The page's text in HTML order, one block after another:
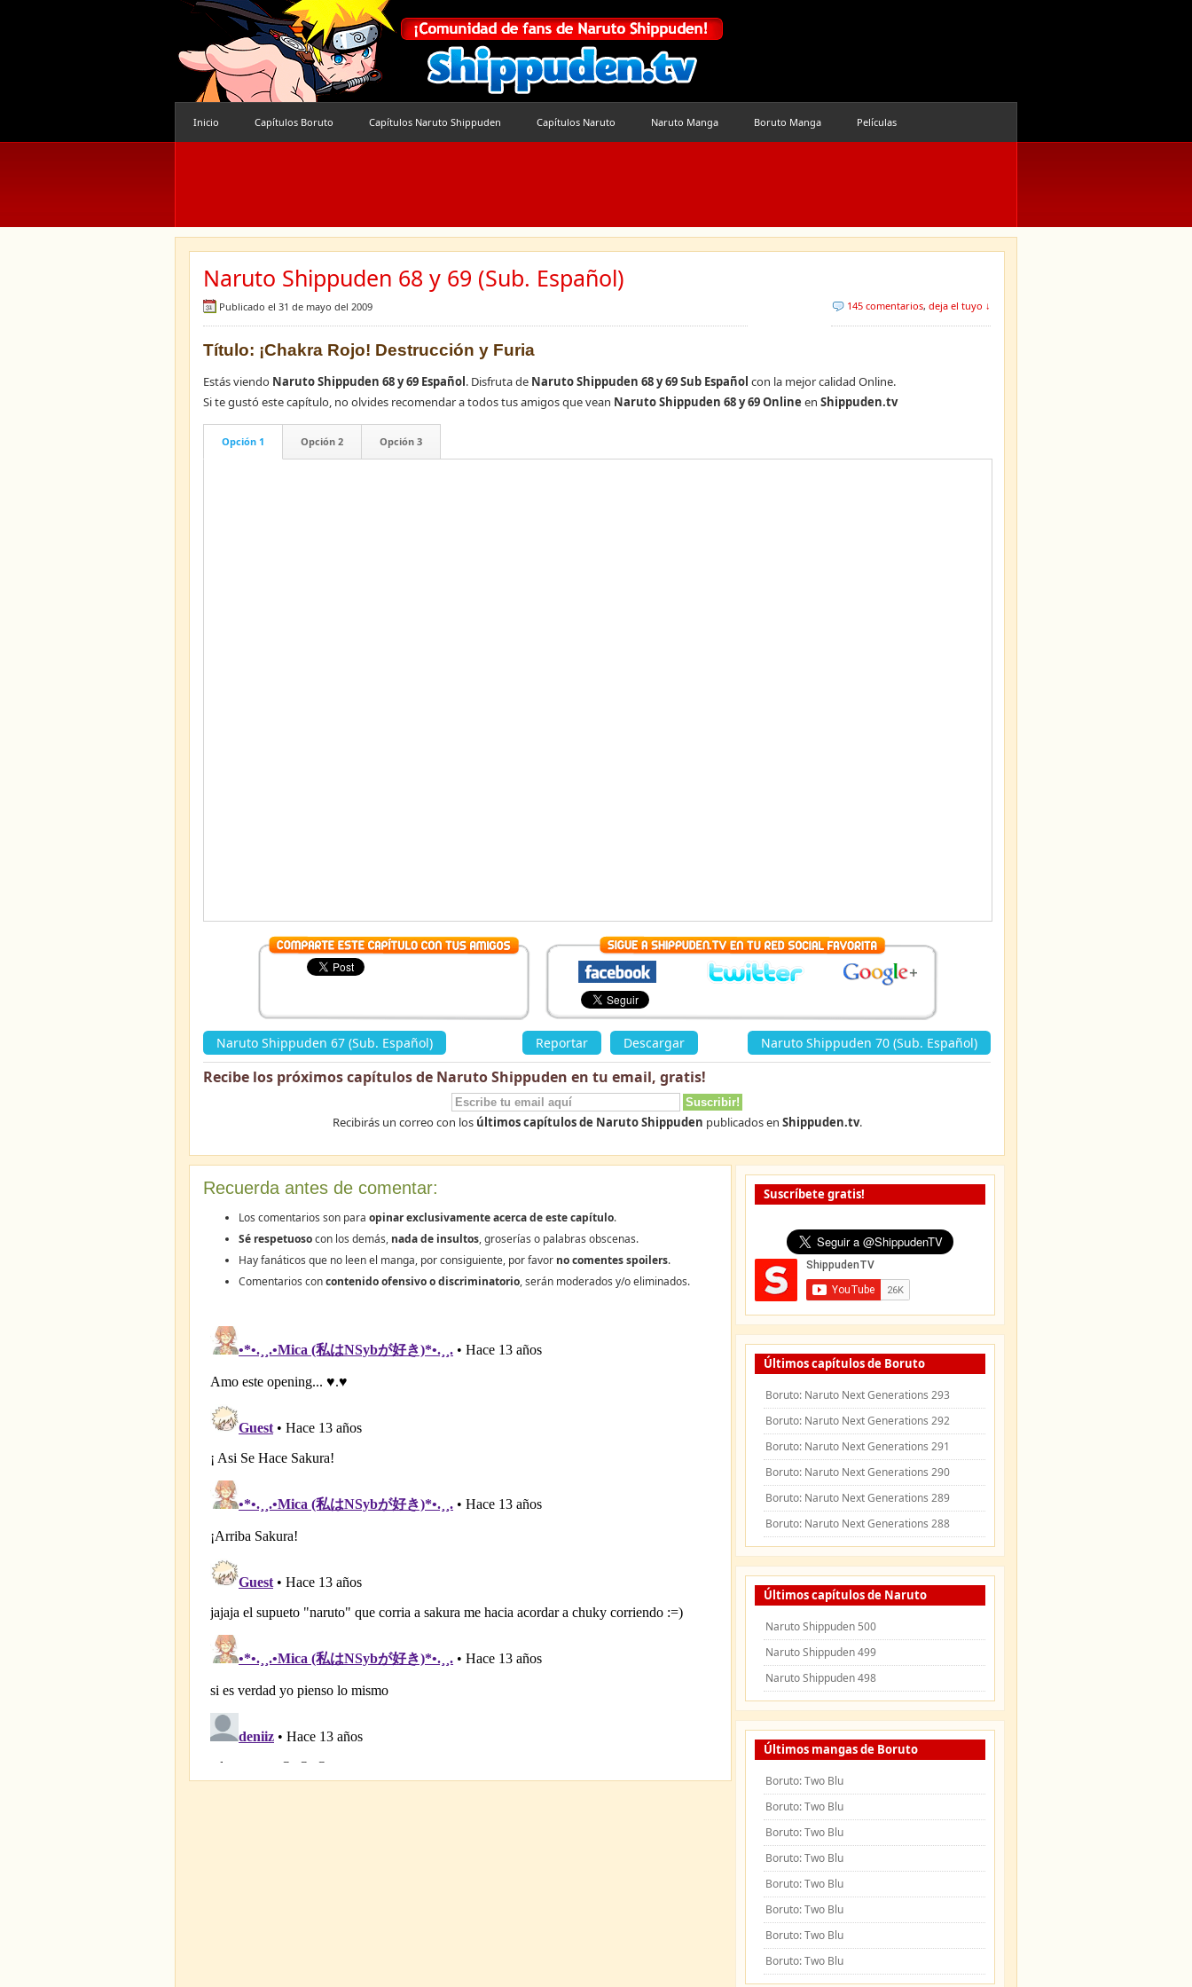
Inicio Capítulos Boruto Capítulos Naruto Shippuden Capítulos Naruto Naruto Manga Boruto Manga Películas
Naruto Shippuden 68 y 69 (Sub. Español)
Publicado el 31 de mayo del 2009 145 comentarios, deja el tuyo ↓
Título: ¡Chakra Rojo! Destrucción y Furia
Estás viendo Naruto Shippuden 68 y 69 Español. Disfruta de Naruto Shippuden 68 y 69 Sub Español con la mejor calidad Online.
Si te gustó este capítulo, no olvides recomendar a todos tus amigos que vean Naruto Shippuden 68 y 69 Online en Shippuden.tv
Opción 1 Opción 2 Opción 3
Naruto Shippuden 67 (Sub. Español) Reportar Descargar Naruto Shippuden 70 (Sub. Español)
Recibe los próximos capítulos de Naruto Shippuden en tu email, gratis!
Recibirás un correo con los últimos capítulos de Naruto Shippuden publicados en Shippuden.tv.
Recuerda antes de comentar:
Los comentarios son para opinar exclusivamente acerca de este capítulo.
Sé respetuosocon los demás, nada de insultos, groserías o palabras obscenas.
Hay fanáticos que no leen el manga, por consiguiente, por favor no comentes spoilers.
Comentarios concontenido ofensivo o discriminatorio, serán moderados y/o eliminados.
Suscríbete gratis!
Últimos capítulos de Boruto
Boruto: Naruto Next Generations 293
Boruto: Naruto Next Generations 292
Boruto: Naruto Next Generations 291
Boruto: Naruto Next Generations 290
Boruto: Naruto Next Generations 289
Boruto: Naruto Next Generations 288
Últimos capítulos de Naruto
Naruto Shippuden 500
Naruto Shippuden 499
Naruto Shippuden 498
Últimos mangas de Boruto
Boruto: Two Blu
Boruto: Two Blu
Boruto: Two Blu
Boruto: Two Blu
Boruto: Two Blu
Boruto: Two Blu
Boruto: Two Blu
Boruto: Two Blu